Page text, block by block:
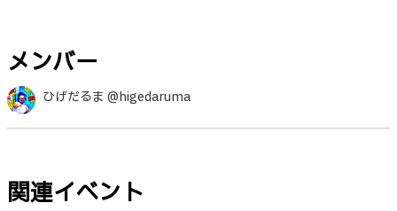
メンバー
ひげだるま @higedaruma
関連イベント